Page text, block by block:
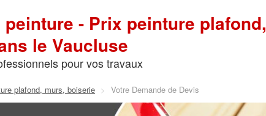
- Prix peinture plafond,
le Vaucluse
pour vos travaux
plafond, murs, boiserie > Votre Demande de Devis